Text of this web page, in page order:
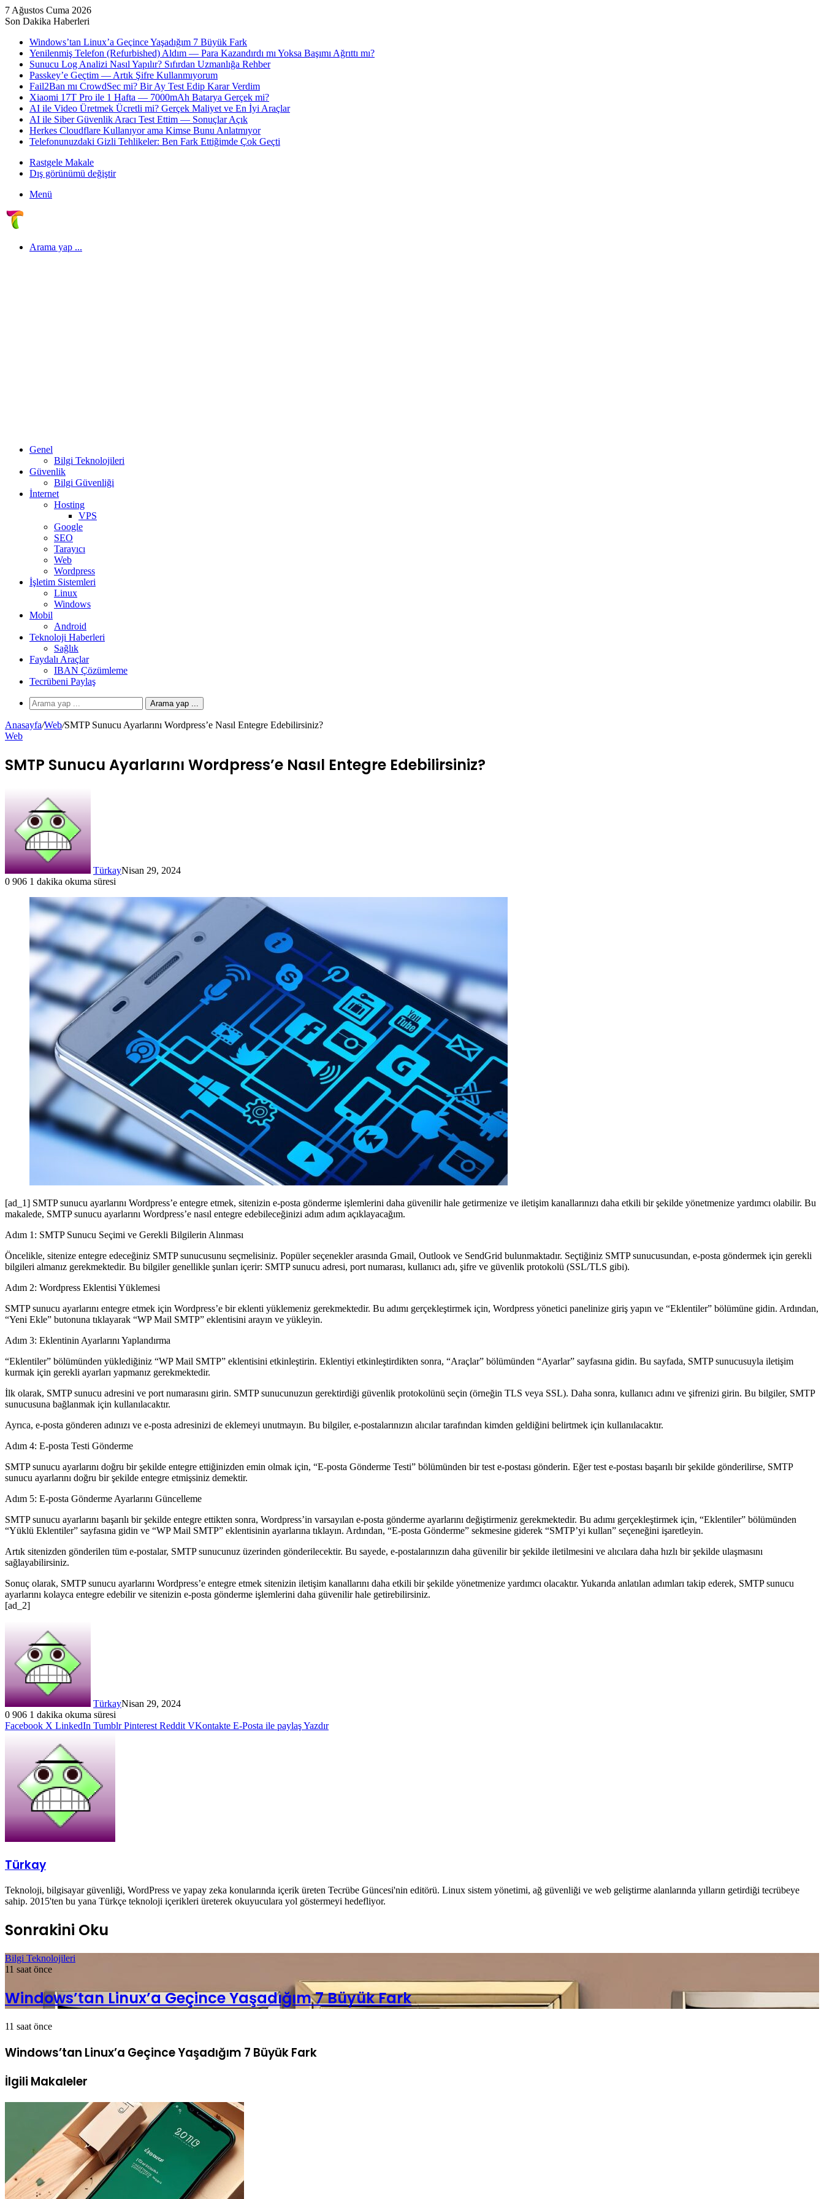
7 Ağustos Cuma 2026
Son Dakika Haberleri
Windows’tan Linux’a Geçince Yaşadığım 7 Büyük Fark
Yenilenmiş Telefon (Refurbished) Aldım — Para Kazandırdı mı Yoksa Başımı Ağrıttı mı?
Sunucu Log Analizi Nasıl Yapılır? Sıfırdan Uzmanlığa Rehber
Passkey’e Geçtim — Artık Şifre Kullanmıyorum
Fail2Ban mı CrowdSec mi? Bir Ay Test Edip Karar Verdim
Xiaomi 17T Pro ile 1 Hafta — 7000mAh Batarya Gerçek mi?
AI ile Video Üretmek Ücretli mi? Gerçek Maliyet ve En İyi Araçlar
AI ile Siber Güvenlik Aracı Test Ettim — Sonuçlar Açık
Herkes Cloudflare Kullanıyor ama Kimse Bunu Anlatmıyor
Telefonunuzdaki Gizli Tehlikeler: Ben Fark Ettiğimde Çok Geçti
Rastgele Makale
Dış görünümü değiştir
Menü
Arama yap ...
Genel
Bilgi Teknolojileri
Güvenlik
Bilgi Güvenliği
İnternet
Hosting
VPS
Google
SEO
Tarayıcı
Web
Wordpress
İşletim Sistemleri
Linux
Windows
Mobil
Android
Teknoloji Haberleri
Sağlık
Faydalı Araçlar
IBAN Çözümleme
Tecrübeni Paylaş
Arama yap ...
Anasayfa/Web/SMTP Sunucu Ayarlarını Wordpress’e Nasıl Entegre Edebilirsiniz?
Web
SMTP Sunucu Ayarlarını Wordpress’e Nasıl Entegre Edebilirsiniz?
TürkayNisan 29, 2024
0 906 1 dakika okuma süresi
[ad_1] SMTP sunucu ayarlarını Wordpress’e entegre etmek, sitenizin e-posta gönderme işlemlerini daha güvenilir hale getirmenize ve iletişim kanallarınızı daha etkili bir şekilde yönetmenize yardımcı olabilir. Bu
makalede, SMTP sunucu ayarlarını Wordpress’e nasıl entegre edebileceğinizi adım adım açıklayacağım.
Adım 1: SMTP Sunucu Seçimi ve Gerekli Bilgilerin Alınması
Öncelikle, sitenize entegre edeceğiniz SMTP sunucusunu seçmelisiniz. Popüler seçenekler arasında Gmail, Outlook ve SendGrid bulunmaktadır. Seçtiğiniz SMTP sunucusundan, e-posta göndermek için gerekli
bilgileri almanız gerekmektedir. Bu bilgiler genellikle şunları içerir: SMTP sunucu adresi, port numarası, kullanıcı adı, şifre ve güvenlik protokolü (SSL/TLS gibi).
Adım 2: Wordpress Eklentisi Yüklemesi
SMTP sunucu ayarlarını entegre etmek için Wordpress’e bir eklenti yüklemeniz gerekmektedir. Bu adımı gerçekleştirmek için, Wordpress yönetici panelinize giriş yapın ve “Eklentiler” bölümüne gidin. Ardından,
“Yeni Ekle” butonuna tıklayarak “WP Mail SMTP” eklentisini arayın ve yükleyin.
Adım 3: Eklentinin Ayarlarını Yaplandırma
“Eklentiler” bölümünden yüklediğiniz “WP Mail SMTP” eklentisini etkinleştirin. Eklentiyi etkinleştirdikten sonra, “Araçlar” bölümünden “Ayarlar” sayfasına gidin. Bu sayfada, SMTP sunucusuyla iletişim
kurmak için gerekli ayarları yapmanız gerekmektedir.
İlk olarak, SMTP sunucu adresini ve port numarasını girin. SMTP sunucunuzun gerektirdiği güvenlik protokolünü seçin (örneğin TLS veya SSL). Daha sonra, kullanıcı adını ve şifrenizi girin. Bu bilgiler, SMTP
sunucusuna bağlanmak için kullanılacaktır.
Ayrıca, e-posta gönderen adınızı ve e-posta adresinizi de eklemeyi unutmayın. Bu bilgiler, e-postalarınızın alıcılar tarafından kimden geldiğini belirtmek için kullanılacaktır.
Adım 4: E-posta Testi Gönderme
SMTP sunucu ayarlarını doğru bir şekilde entegre ettiğinizden emin olmak için, “E-posta Gönderme Testi” bölümünden bir test e-postası gönderin. Eğer test e-postası başarılı bir şekilde gönderilirse, SMTP
sunucu ayarlarını doğru bir şekilde entegre etmişsiniz demektir.
Adım 5: E-posta Gönderme Ayarlarını Güncelleme
SMTP sunucu ayarlarını başarılı bir şekilde entegre ettikten sonra, Wordpress’in varsayılan e-posta gönderme ayarlarını değiştirmeniz gerekmektedir. Bu adımı gerçekleştirmek için, “Eklentiler” bölümünden
“Yüklü Eklentiler” sayfasına gidin ve “WP Mail SMTP” eklentisinin ayarlarına tıklayın. Ardından, “E-posta Gönderme” sekmesine giderek “SMTP’yi kullan” seçeneğini işaretleyin.
Artık sitenizden gönderilen tüm e-postalar, SMTP sunucunuz üzerinden gönderilecektir. Bu sayede, e-postalarınızın daha güvenilir bir şekilde iletilmesini ve alıcılara daha hızlı bir şekilde ulaşmasını
sağlayabilirsiniz.
Sonuç olarak, SMTP sunucu ayarlarını Wordpress’e entegre etmek sitenizin iletişim kanallarını daha etkili bir şekilde yönetmenize yardımcı olacaktır. Yukarıda anlatılan adımları takip ederek, SMTP sunucu
ayarlarını kolayca entegre edebilir ve sitenizin e-posta gönderme işlemlerini daha güvenilir hale getirebilirsiniz.
[ad_2]
TürkayNisan 29, 2024
0 906 1 dakika okuma süresi
Facebook X LinkedIn Tumblr Pinterest Reddit VKontakte E-Posta ile paylaşYazdır
Türkay
Teknoloji, bilgisayar güvenliği, WordPress ve yapay zeka konularında içerik üreten Tecrübe Güncesi'nin editörü. Linux sistem yönetimi, ağ güvenliği ve web geliştirme alanlarında yılların getirdiği tecrübeye
sahip. 2015'ten bu yana Türkçe teknoloji içerikleri üreterek okuyuculara yol göstermeyi hedefliyor.
Sonrakini Oku
Bilgi Teknolojileri
11 saat önce
Windows’tan Linux’a Geçince Yaşadığım 7 Büyük Fark
11 saat önce
Windows’tan Linux’a Geçince Yaşadığım 7 Büyük Fark
İlgili Makaleler